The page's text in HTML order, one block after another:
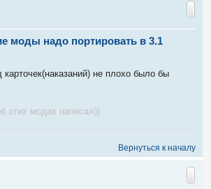
моды надо портировать в 3.1
не плохо было бы
этих модах написал))
Вернуться к началу